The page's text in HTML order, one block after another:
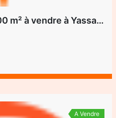
Grand espace de 17 000 m² à vendre à Yassa, Douala
A Vendre